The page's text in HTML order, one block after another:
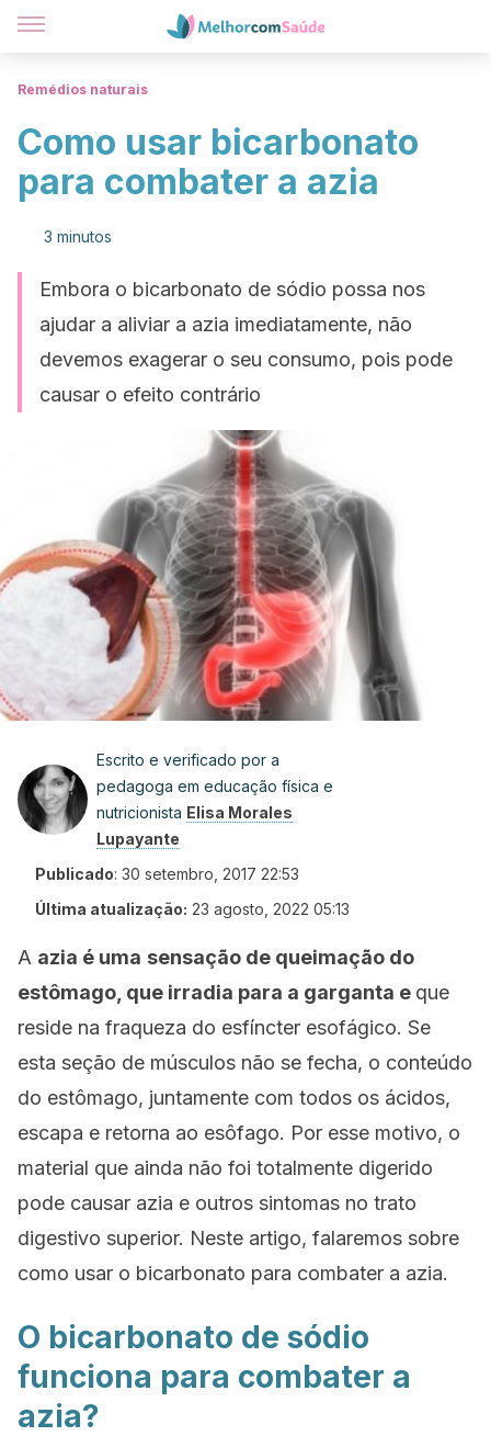
Remédios naturais
Como usar bicarbonato
para combater a azia
3 minutos
Embora o bicarbonato de sódio possa nos
ajudar a aliviar a azia imediatamente, não
devemos exagerar o seu consumo, pois pode
causar o efeito contrário
Escrito e verificado por a
pedagoga em educação física e
nutricionista Elisa Morales
Lupayante
Publicado: 30 setembro, 2017 22:53
Última atualização: 23 agosto, 2022 05:13
A azia é uma sensação de queimação do
estômago , que irradia para a garganta e que
reside na fraqueza do esfíncter esofágico. Se
esta seção de músculos não se fecha, o conteúdo
do estômago, juntamente com todos os ácidos,
escapa e retorna ao esôfago. Por esse motivo, o
material que ainda não foi totalmente digerido
pode causar azia e outros sintomas no trato
digestivo superior. Neste artigo, falaremos sobre
como usar o bicarbonato para combater a azia.
O bicarbonato de sódio
funciona para combater a
azia?